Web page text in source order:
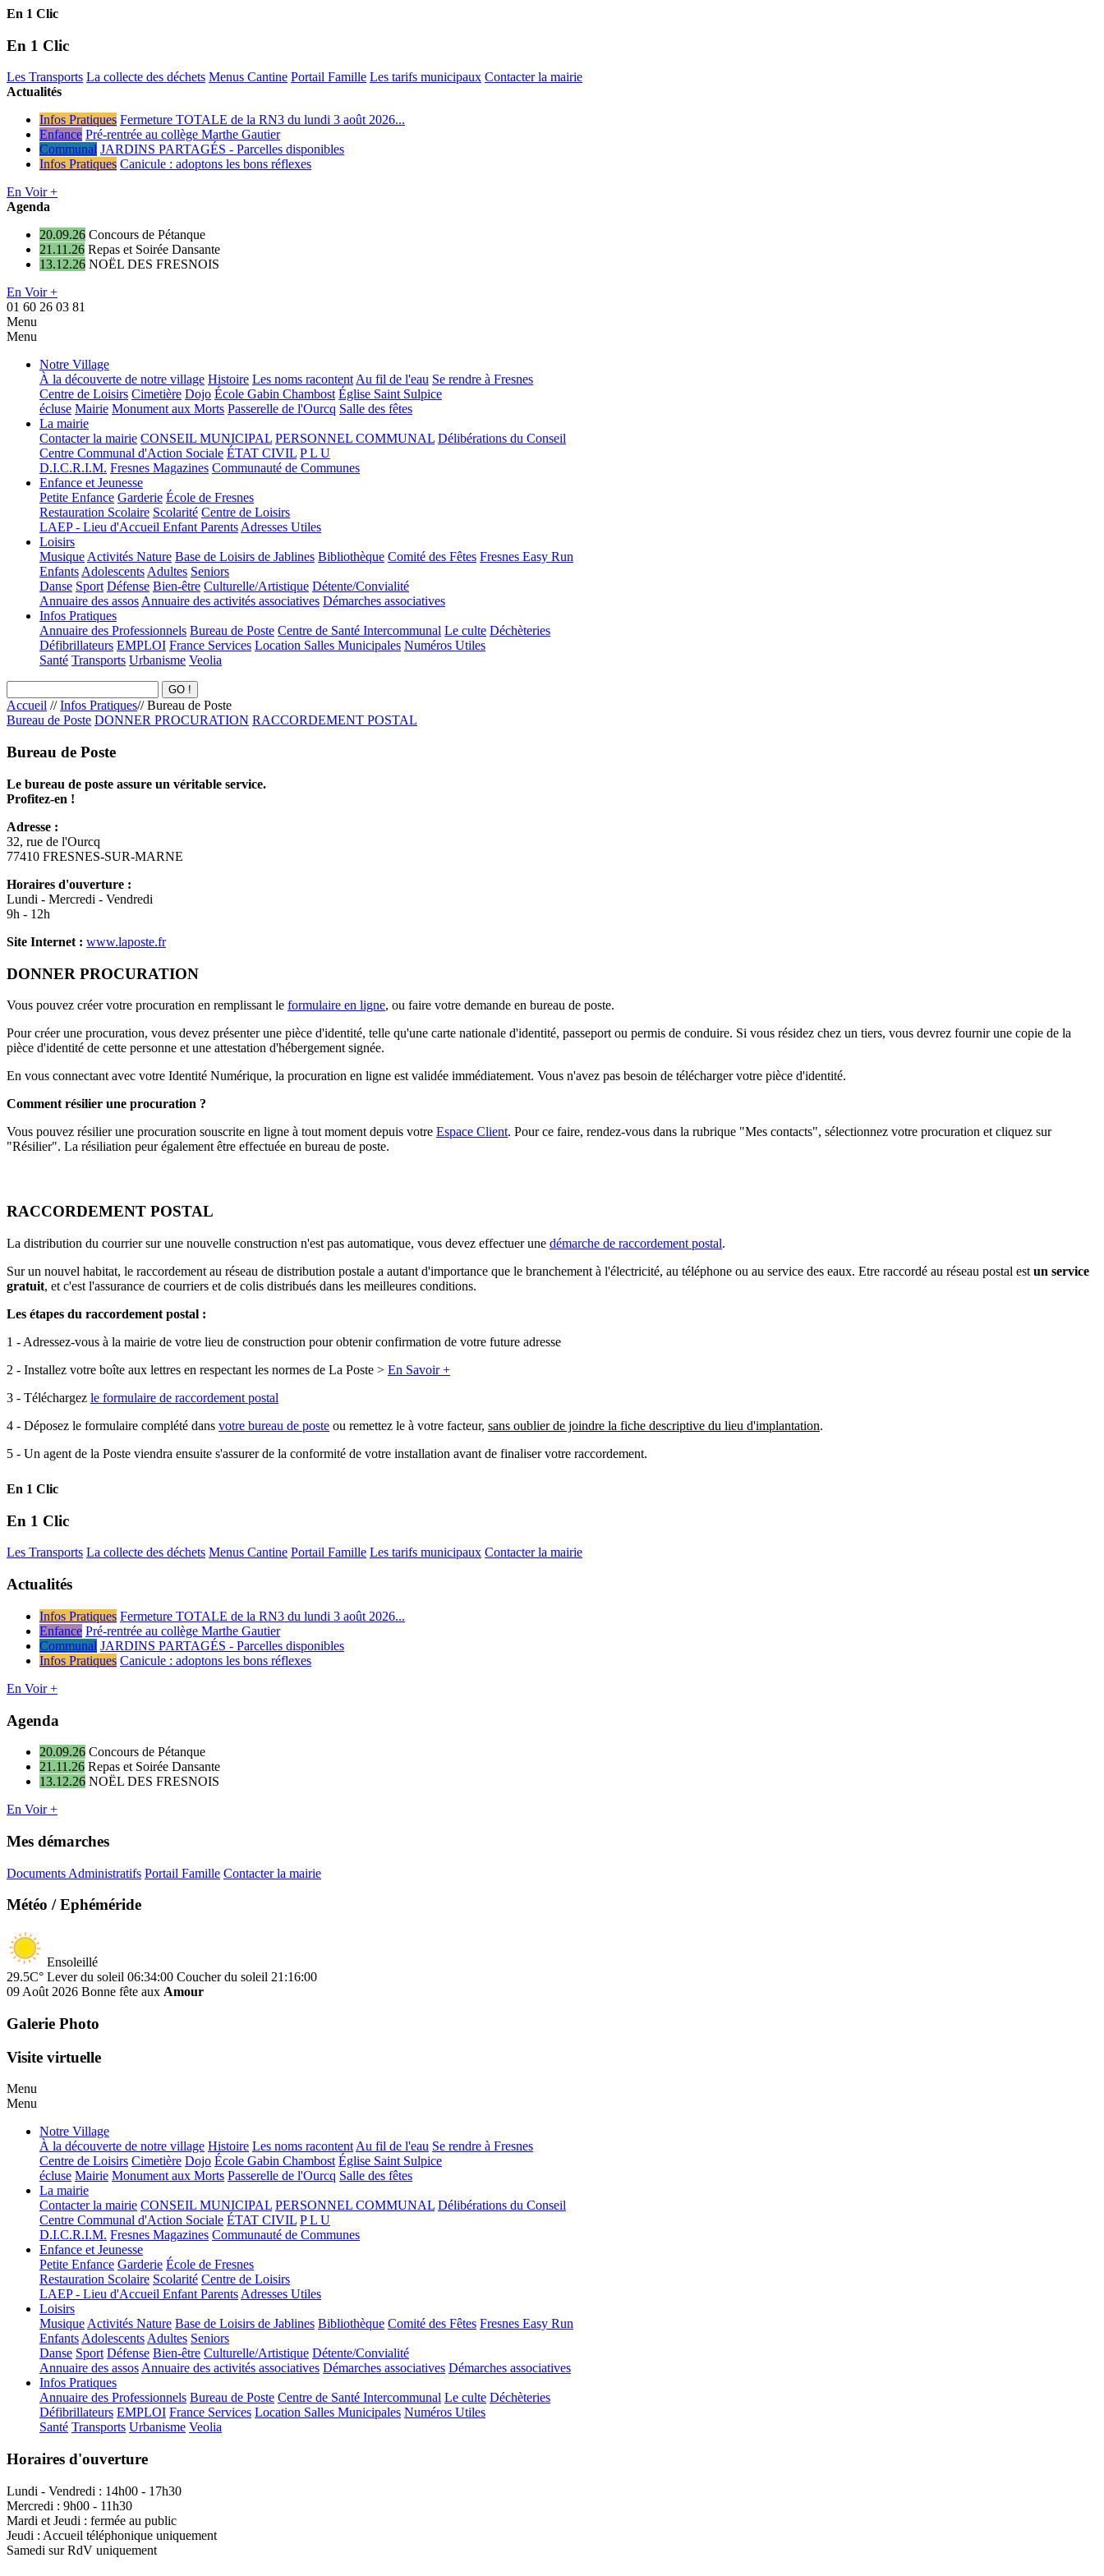
En 1 Clic
En 1 Clic
Les Transports La collecte des déchets Menus Cantine Portail Famille Les tarifs municipaux Contacter la mairie
Actualités
Infos Pratiques Fermeture TOTALE de la RN3 du lundi 3 août 2026...
Enfance Pré-rentrée au collège Marthe Gautier
Communal JARDINS PARTAGÉS - Parcelles disponibles
Infos Pratiques Canicule : adoptons les bons réflexes
En Voir +
Agenda
20.09.26 Concours de Pétanque
21.11.26 Repas et Soirée Dansante
13.12.26 NOËL DES FRESNOIS
En Voir +
01 60 26 03 81
Menu
Menu
Notre Village
À la découverte de notre village Histoire Les noms racontentAu fil de l'eau Se rendre à Fresnes
Centre de Loisirs Cimetière Dojo École Gabin Chambost Église Saint Sulpice
écluse Mairie Monument aux Morts Passerelle de l'Ourcq Salle des fêtes
La mairie
Contacter la mairie CONSEIL MUNICIPAL PERSONNEL COMMUNAL Délibérations du Conseil
Centre Communal d'Action Sociale ÉTAT CIVIL P L U
D.I.C.R.I.M. Fresnes Magazines Communauté de Communes
Enfance et Jeunesse
Petite Enfance Garderie École de Fresnes
Restauration Scolaire Scolarité Centre de Loisirs
LAEP - Lieu d'Accueil Enfant ParentsAdresses Utiles
Loisirs
MusiqueActivités Nature Base de Loisirs de Jablines Bibliothèque Comité des Fêtes Fresnes Easy Run
EnfantsAdolescentsAdultes Seniors
Danse Sport Défense Bien-être Culturelle/Artistique Détente/Convialité
Annuaire des assosAnnuaire des activités associatives Démarches associatives
Infos Pratiques
Annuaire des Professionnels Bureau de Poste Centre de Santé Intercommunal Le culte Déchèteries
Défibrillateurs EMPLOI France Services Location Salles Municipales Numéros Utiles
Santé Transports Urbanisme Veolia
Accueil // Infos Pratiques// Bureau de Poste
Bureau de Poste DONNER PROCURATION RACCORDEMENT POSTAL
Bureau de Poste
Le bureau de poste assure un véritable service.
Profitez-en !
Adresse :
32, rue de l'Ourcq
77410 FRESNES-SUR-MARNE
Horaires d'ouverture :
Lundi - Mercredi - Vendredi
9h - 12h
Site Internet : www.laposte.fr
DONNER PROCURATION
Vous pouvez créer votre procuration en remplissant le formulaire en ligne, ou faire votre demande en bureau de poste.
Pour créer une procuration, vous devez présenter une pièce d'identité, telle qu'une carte nationale d'identité, passeport ou permis de conduire. Si vous résidez chez un tiers, vous devrez fournir une copie de la
pièce d'identité de cette personne et une attestation d'hébergement signée.
En vous connectant avec votre Identité Numérique, la procuration en ligne est validée immédiatement. Vous n'avez pas besoin de télécharger votre pièce d'identité.
Comment résilier une procuration ?
Vous pouvez résilier une procuration souscrite en ligne à tout moment depuis votre Espace Client. Pour ce faire, rendez-vous dans la rubrique "Mes contacts", sélectionnez votre procuration et cliquez sur
"Résilier". La résiliation peur également être effectuée en bureau de poste.
RACCORDEMENT POSTAL
La distribution du courrier sur une nouvelle construction n'est pas automatique, vous devez effectuer une démarche de raccordement postal.
Sur un nouvel habitat, le raccordement au réseau de distribution postale a autant d'importance que le branchement à l'électricité, au téléphone ou au service des eaux. Etre raccordé au réseau postal est un service
gratuit, et c'est l'assurance de courriers et de colis distribués dans les meilleures conditions.
Les étapes du raccordement postal :
1 - Adressez-vous à la mairie de votre lieu de construction pour obtenir confirmation de votre future adresse
2 - Installez votre boîte aux lettres en respectant les normes de La Poste > En Savoir +
3 - Téléchargez le formulaire de raccordement postal
4 - Déposez le formulaire complété dans votre bureau de poste ou remettez le à votre facteur, sans oublier de joindre la fiche descriptive du lieu d'implantation.
5 - Un agent de la Poste viendra ensuite s'assurer de la conformité de votre installation avant de finaliser votre raccordement.
En 1 Clic
En 1 Clic
Les Transports La collecte des déchets Menus Cantine Portail Famille Les tarifs municipaux Contacter la mairie
Actualités
Infos Pratiques Fermeture TOTALE de la RN3 du lundi 3 août 2026...
Enfance Pré-rentrée au collège Marthe Gautier
Communal JARDINS PARTAGÉS - Parcelles disponibles
Infos Pratiques Canicule : adoptons les bons réflexes
En Voir +
Agenda
20.09.26 Concours de Pétanque
21.11.26 Repas et Soirée Dansante
13.12.26 NOËL DES FRESNOIS
En Voir +
Mes démarches
Documents Administratifs Portail Famille Contacter la mairie
Météo / Ephéméride
Ensoleillé
29.5C° Lever du soleil 06:34:00 Coucher du soleil 21:16:00
09 Août 2026 Bonne fête aux Amour
Galerie Photo
Visite virtuelle
Menu
Menu
Notre Village
À la découverte de notre village Histoire Les noms racontent Au fil de l'eau Se rendre à Fresnes
Centre de Loisirs Cimetière Dojo École Gabin Chambost Église Saint Sulpice
écluse Mairie Monument aux Morts Passerelle de l'Ourcq Salle des fêtes
La mairie
Contacter la mairie CONSEIL MUNICIPAL PERSONNEL COMMUNAL Délibérations du Conseil
Centre Communal d'Action Sociale ÉTAT CIVIL P L U
D.I.C.R.I.M. Fresnes Magazines Communauté de Communes
Enfance et Jeunesse
Petite Enfance Garderie École de Fresnes
Restauration Scolaire Scolarité Centre de Loisirs
LAEP - Lieu d'Accueil Enfant Parents Adresses Utiles
Loisirs
Musique Activités Nature Base de Loisirs de Jablines Bibliothèque Comité des Fêtes Fresnes Easy Run
Enfants Adolescents Adultes Seniors
Danse Sport Défense Bien-être Culturelle/Artistique Détente/Convialité
Annuaire des assos Annuaire des activités associatives Démarches associatives Démarches associatives
Infos Pratiques
Annuaire des Professionnels Bureau de Poste Centre de Santé Intercommunal Le culte Déchèteries
Défibrillateurs EMPLOI France Services Location Salles Municipales Numéros Utiles
Santé Transports Urbanisme Veolia
Horaires d'ouverture
Lundi - Vendredi : 14h00 - 17h30
Mercredi : 9h00 - 11h30
Mardi et Jeudi : fermée au public
Jeudi : Accueil téléphonique uniquement
Samedi sur RdV uniquement